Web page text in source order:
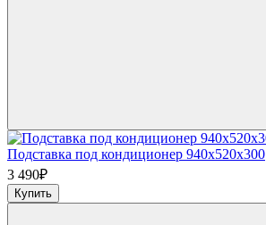
Подставка под кондиционер 940x520x300
3 490₽
Купить